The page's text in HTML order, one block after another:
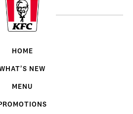
HOME
NEW
MENU